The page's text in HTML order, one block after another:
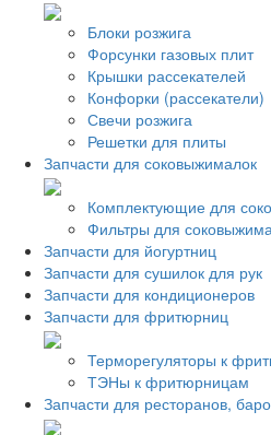
Блоки розжига
Форсунки газовых плит
Крышки рассекателей
Конфорки (рассекатели)
Свечи розжига
Решетки для плиты
Запчасти для соковыжималок
Комплектующие для
Фильтры для
Запчасти для йогуртниц
Запчасти для сушилок для рук
Запчасти для кондиционеров
Запчасти для фритюрниц
Терморегуляторы к
ТЭНы к фритюрницам
Запчасти для ресторанов,